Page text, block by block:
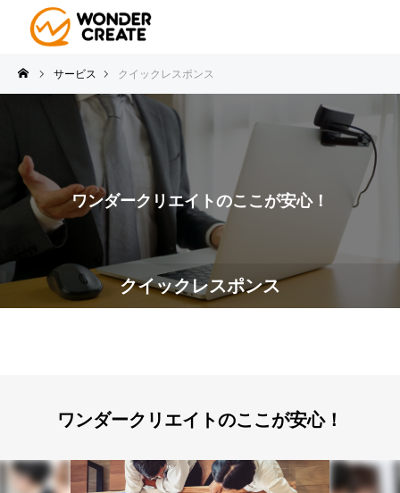
サービス クイックレスポンス
クイックレスポンス
ワンダークリエイトのここが安心！
ワンダークリエイトのここが安心！